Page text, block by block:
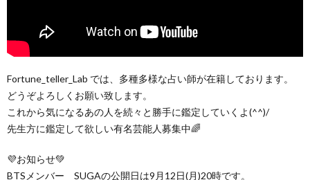
Fortune_teller_Lab では、多種多様な占い師が在籍しております。
どうぞよろしくお願い致します。
これから気になるあの人を続々と勝手に鑑定していくよ(^^)/
先生方に鑑定して欲しい有名芸能人募集中🌈
💜お知らせ💚
BTSメンバー SUGAの公開日は9月12日(月)20時です。